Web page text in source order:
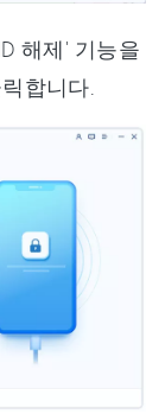
해제' 기능을
합니다.